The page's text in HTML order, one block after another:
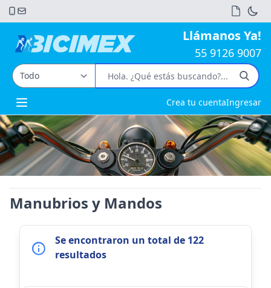
Llámanos Ya!
55 9126 9007
Open main menu Crea tu cuentaIngresar
Manubrios y Mandos
Se encontraron un total de 122
resultados